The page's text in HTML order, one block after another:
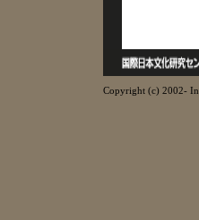
Copyright (c) 2002-